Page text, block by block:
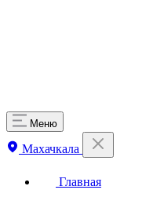
Меню
Махачкала
Главная